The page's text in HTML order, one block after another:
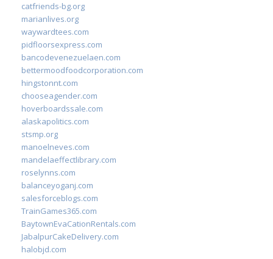
catfriends-bg.org
marianlives.org
waywardtees.com
pidfloorsexpress.com
bancodevenezuelaen.com
bettermoodfoodcorporation.com
hingstonnt.com
chooseagender.com
hoverboardssale.com
alaskapolitics.com
stsmp.org
manoelneves.com
mandelaeffectlibrary.com
roselynns.com
balanceyoganj.com
salesforceblogs.com
TrainGames365.com
BaytownEvaCationRentals.com
JabalpurCakeDelivery.com
halobjd.com